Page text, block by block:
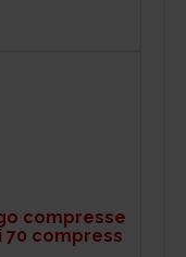
compresse
compress